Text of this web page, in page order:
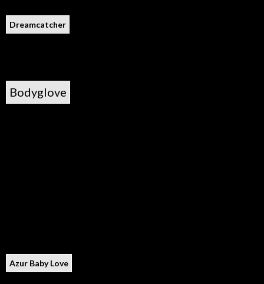
Dreamcatcher
Bodyglove
Azur Baby Love